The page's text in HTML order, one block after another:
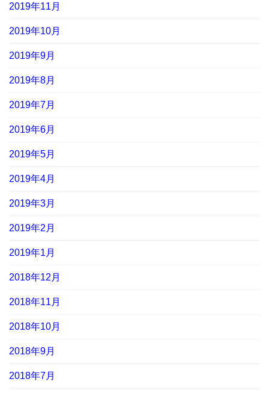
2019年11月
2019年10月
2019年9月
2019年8月
2019年7月
2019年6月
2019年5月
2019年4月
2019年3月
2019年2月
2019年1月
2018年12月
2018年11月
2018年10月
2018年9月
2018年7月